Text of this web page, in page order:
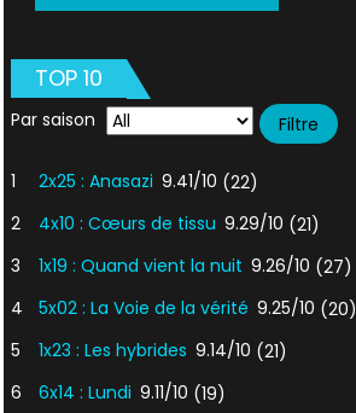
TOP 10
Par saison
1 2x25 : Anasazi 9.41/10 (22)
2
4x10 : Cœurs de tissu 9.29/10 (21)
3
1x19 : Quand vient la nuit 9.26/10 (27)
4
5x02 : La Voie de la vérité 9.25/10 (20)
5
1x23 : Les hybrides 9.14/10 (21)
6
6x14 : Lundi 9.11/10 (19)